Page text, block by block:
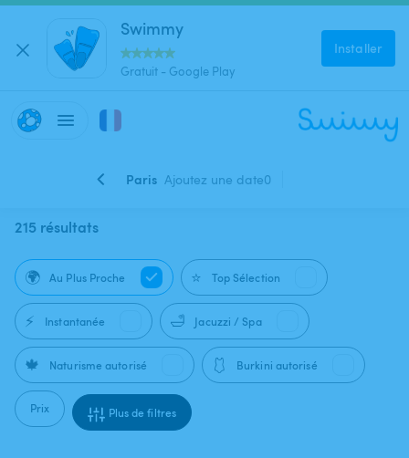
Swimmy
Gratuit - Google Play
Installer
Paris Ajoutez une date0
215 résultats
🌍 Au Plus Proche ⭐ Top Sélection
⚡ Instantanée 🛁 Jacuzzi / Spa
🍁 Naturisme autorisé 🩱 Burkini autorisé
Prix Plus de filtres